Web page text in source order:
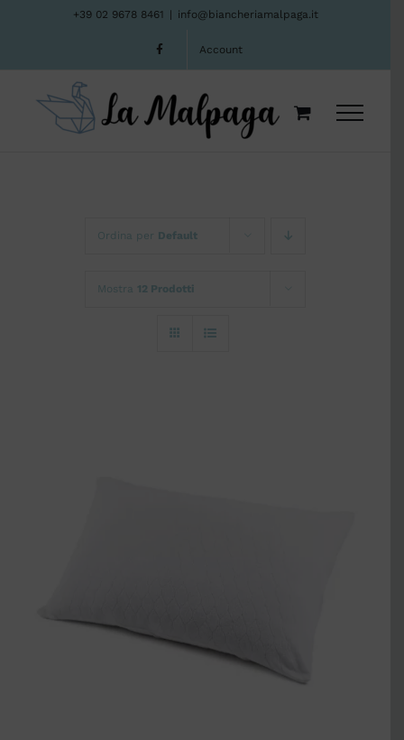
+39 02 9678 8461 info@biancheriamalpaga.it
Account
Ordina per Default
Mostra 12 Prodotti